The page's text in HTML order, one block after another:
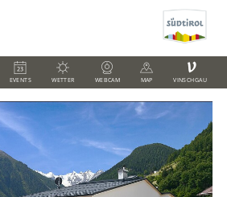
EVENTS WETTER WEBCAM MAP
V
VINSCHGAU